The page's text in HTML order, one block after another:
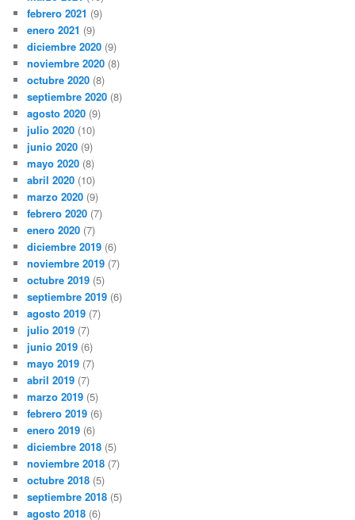
febrero 2021 (9)
enero 2021 (9)
diciembre 2020 (9)
noviembre 2020 (8)
octubre 2020 (8)
septiembre 2020 (8)
agosto 2020 (9)
julio 2020 (10)
junio 2020 (9)
mayo 2020 (8)
abril 2020 (10)
marzo 2020 (9)
febrero 2020 (7)
enero 2020 (7)
diciembre 2019 (6)
noviembre 2019 (7)
octubre 2019 (5)
septiembre 2019 (6)
agosto 2019 (7)
julio 2019 (7)
junio 2019 (6)
mayo 2019 (7)
abril 2019 (7)
marzo 2019 (5)
febrero 2019 (6)
enero 2019 (6)
diciembre 2018 (5)
noviembre 2018 (7)
octubre 2018 (5)
septiembre 2018 (5)
agosto 2018 (6)